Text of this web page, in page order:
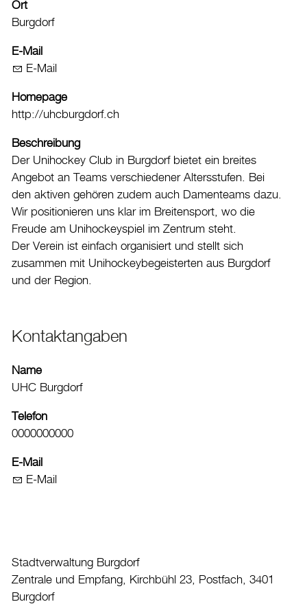
Kunsteisbahn
Vereinsverzeichnis
Kultur
Tourismus
Shopping und Märkte
Energie & Klima
Mobilität
Verwaltung & Politik
Wirtschaft
Home
Öffnungszeiten & Kontakt
Veranstaltungskalender
Stadtplan
Drucken
Ort
Burgdorf
E-Mail
E-Mail
Homepage
http://uhcburgdorf.ch
Beschreibung
Der Unihockey Club in Burgdorf bietet ein breites
Angebot an Teams verschiedener Altersstufen. Bei
den aktiven gehören zudem auch Damenteams dazu.
Wir positionieren uns klar im Breitensport, wo die
Freude am Unihockeyspiel im Zentrum steht.
Der Verein ist einfach organisiert und stellt sich
zusammen mit Unihockeybegeisterten aus Burgdorf
und der Region.
Kontaktangaben
Name
UHC Burgdorf
Telefon
0000000000
E-Mail
E-Mail
Stadtverwaltung Burgdorf
Zentrale und Empfang, Kirchbühl 23, Postfach, 3401
Burgdorf